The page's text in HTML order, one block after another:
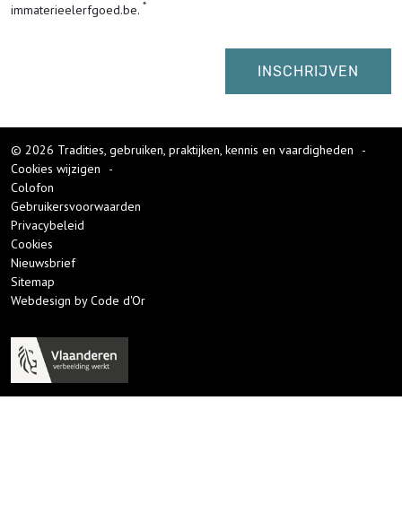
immaterieelerfgoed.be.
© 2026 Tradities, gebruiken, praktijken, kennis en vaardigheden
-
Cookies wijzigen
-
Colofon
Gebruikersvoorwaarden
Privacybeleid
Cookies
Nieuwsbrief
Sitemap
Webdesign by Code d'Or